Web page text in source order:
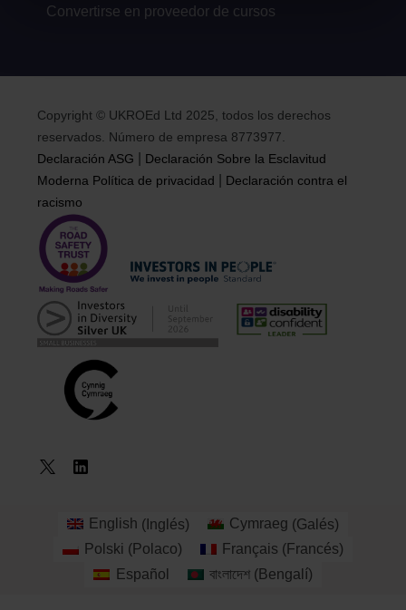
Convertirse en proveedor de cursos
Copyright © UKROEd Ltd 2025, todos los derechos
reservados. Número de empresa 8773977.
Declaración ASG
Declaración Sobre la Esclavitud
Moderna Política de privacidad
Declaración contra el
racismo
English ( Inglés) Cymraeg (Galés)
Polski (Polaco) Français (Francés)
Español
বাংলাদেশ(Bengalí)
Reserva un
curso